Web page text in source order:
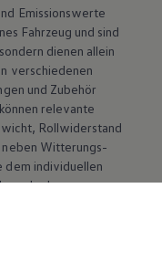
Emissionswerte
Fahrzeug und sind
dienen allein
verschiedenen
und Zubehör
relevante
Rollwiderstand
neben Witterungs-
dem individuellen
den